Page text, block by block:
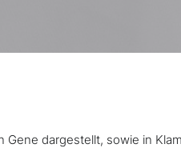
Gene dargestellt, sowie in